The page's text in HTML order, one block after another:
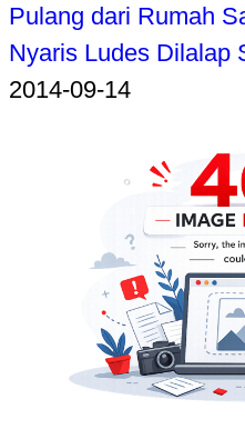
Pulang dari Rumah
Nyaris Ludes Dilalap
2014-09-14